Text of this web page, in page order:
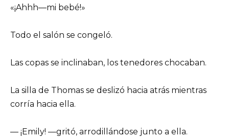
«¡Ahhh—mi bebé!»
Todo el salón se congeló.
Las copas se inclinaban, los tenedores chocaban.
La silla de Thomas se deslizó hacia atrás mientras
corría hacia ella.
— ¡Emily! —gritó, arrodillándose junto a ella.